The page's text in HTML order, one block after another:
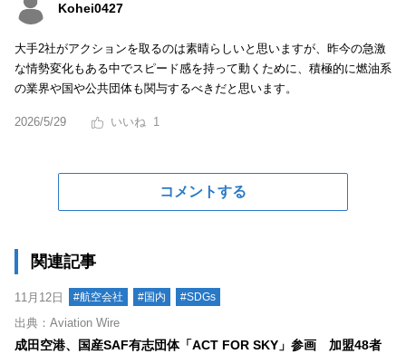
Kohei0427
大手2社がアクションを取るのは素晴らしいと思いますが、昨今の急激
な情勢変化もある中でスピード感を持って動くために、積極的に燃油系
の業界や国や公共団体も関与するべきだと思います。
2026/5/29 1
コメントする
関連記事
11月12日 #航空会社 #国内 #SDGs
出典：Aviation Wire
成田空港、国産SAF有志団体「ACT FOR SKY」参画 加盟48者